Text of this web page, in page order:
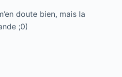
doute bien, mais la
;0)